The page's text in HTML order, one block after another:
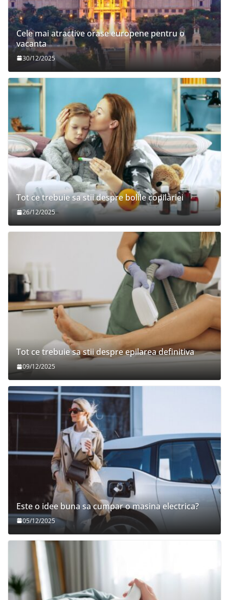
Cele mai atractive orase europene pentru o
vacanta
30/12/2025
Tot ce trebuie sa stii despre bolile copilariei
26/12/2025
Tot ce trebuie sa stii despre epilarea definitiva
09/12/2025
Este o idee buna sa cumpar o masina electrica?
05/12/2025